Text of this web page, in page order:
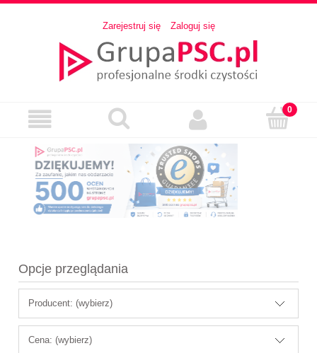
Zarejestruj się Zaloguj się
Opcje przeglądania
Producent: (wybierz)
Cena: (wybierz)